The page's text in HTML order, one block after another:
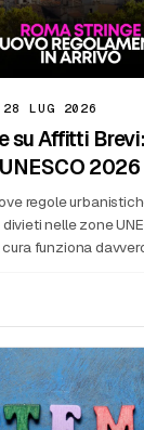
28 LUG 2026
su Affitti
2026
regole
nelle zone
funziona